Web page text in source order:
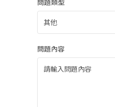
問題類型
問題內容